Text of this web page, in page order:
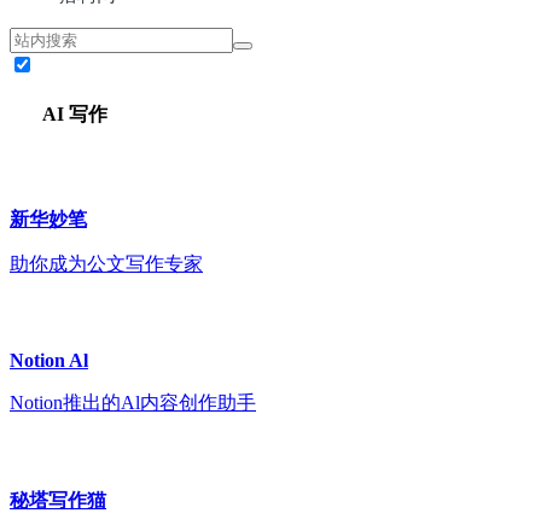
AI 写作
新华妙笔
助你成为公文写作专家
Notion Al
Notion推出的Al内容创作助手
秘塔写作猫